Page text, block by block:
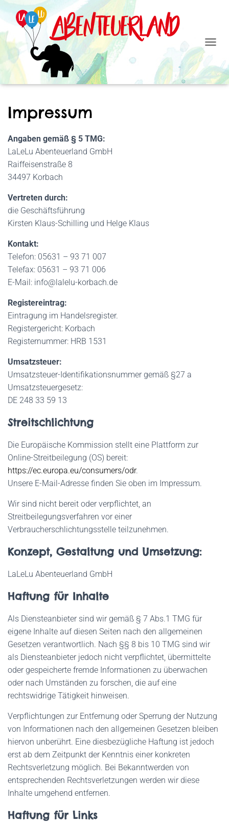
I
Impressum
Angaben gemäß § 5 TMG:
LaLeLu Abenteuerland GmbH
Raiffeisenstraße 8
34497 Korbach
Vertreten durch:
die Geschäftsführung
Kirsten Klaus-Schilling und Helge Klaus
Kontakt:
Telefon: 05631 – 93 71 007
Telefax: 05631 – 93 71 006
E-Mail: info@lalelu-korbach.de
Registereintrag:
Eintragung im Handelsregister.
Registergericht: Korbach
Registernummer: HRB 1531
Umsatzsteuer:
Umsatzsteuer-Identifikationsnummer gemäß §27 a
Umsatzsteuergesetz:
DE 248 33 59 13
Streitschlichtung
Die Europäische Kommission stellt eine Plattform zur
Online-Streitbeilegung (OS) bereit:
https://ec.europa.eu/consumers/odr.
Unsere E-Mail-Adresse finden Sie oben im Impressum.
Wir sind nicht bereit oder verpflichtet, an
Streitbeilegungsverfahren vor einer
Verbraucherschlichtungsstelle teilzunehmen.
Konzept, Gestaltung und Umsetzung:
LaLeLu Abenteuerland GmbH
Haftung für Inhalte
Als Diensteanbieter sind wir gemäß § 7 Abs.1 TMG für
eigene Inhalte auf diesen Seiten nach den allgemeinen
Gesetzen verantwortlich. Nach §§ 8 bis 10 TMG sind wir
als Diensteanbieter jedoch nicht verpflichtet, übermittelte
oder gespeicherte fremde Informationen zu überwachen
oder nach Umständen zu forschen, die auf eine
rechtswidrige Tätigkeit hinweisen.
Verpflichtungen zur Entfernung oder Sperrung der Nutzung
von Informationen nach den allgemeinen Gesetzen bleiben
hiervon unberührt. Eine diesbezügliche Haftung ist jedoch
erst ab dem Zeitpunkt der Kenntnis einer konkreten
Rechtsverletzung möglich. Bei Bekanntwerden von
entsprechenden Rechtsverletzungen werden wir diese
Inhalte umgehend entfernen.
Haftung für Links